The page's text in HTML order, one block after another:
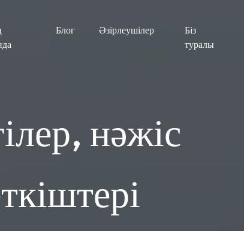
Блог Әзірлеушілер
Біз
туралы
нәжіс